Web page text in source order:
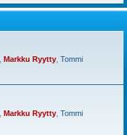
Markku Ryytty Tommi
Markku Ryytty Tommi